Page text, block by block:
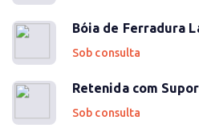
Bóia de Ferradura
Sob consulta
Retenida com
Sob consulta